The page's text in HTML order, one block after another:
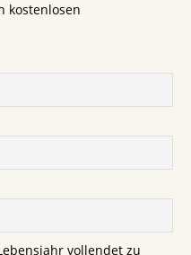
kostenlosen
vollendet zu